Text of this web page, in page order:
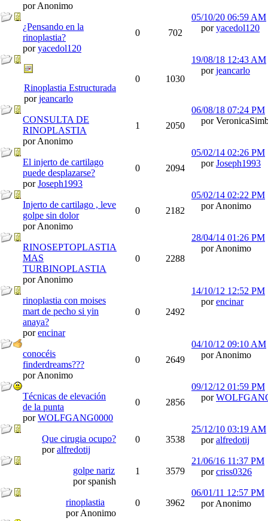
por Anonimo
¿Pensando en la
rinoplastia?
poryacedol120
0 702
05/10/20 06:59 AM
poryacedol120
Rinoplastia Estructurada
porjeancarlo
0 1030
19/08/18 12:43 AM
porjeancarlo
CONSULTA DE
RINOPLASTIA
por Anonimo
1 2050
06/08/18 07:24 PM
por
El injerto de cartilago
puede desplazarse?
porJoseph1993
0 2094
05/02/14 02:26 PM
porJoseph1993
Injerto de cartilago , leve
golpe sin dolor
por Anonimo
0 2182
05/02/14 02:22 PM
por Anonimo
RINOSEPTOPLASTIA
MAS
TURBINOPLASTIA
por Anonimo
0 2288
28/04/14 01:26 PM
por Anonimo
rinoplastia con moises
mart de pecho si yin
anaya?
porencinar
0 2492
14/10/12 12:52 PM
porencinar
conocéis
finderdreams???
por Anonimo
0 2649
04/10/12 09:10 AM
por Anonimo
Técnicas de elevación
de la punta
porWOLFGANG0000
0 2856
09/12/12 01:59 PM
por
Que cirugia ocupo?
poralfredotij
0 3538
25/12/10 03:19 AM
poralfredotij
golpe nariz
por spanish
1 3579
21/06/16 11:37 PM
porcriss0326
rinoplastia
por Anonimo
0 3962
06/01/11 12:57 PM
por Anonimo